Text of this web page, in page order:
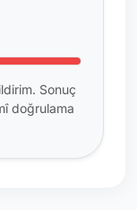
Sonuç
doğrulama